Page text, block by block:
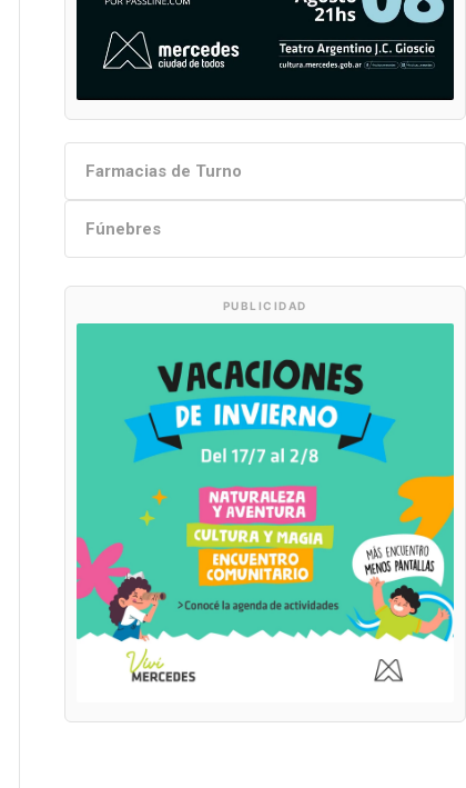
Farmacias de Turno
Fúnebres
PUBLICIDAD